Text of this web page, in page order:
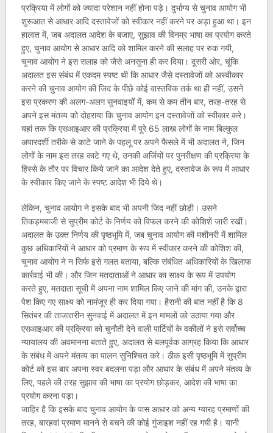
प्रक्रिया में लोगों को ज्यादा परेशान नहीं होना पड़े। दुर्भाग्य से चुनाव आयोग भी
शुरूआत से आधार आदि दस्तावेजों को स्वीकार नहीं करने पर अड़ा हुआ था। इन
हालात में, जब अदालत आदेश के बजाए, सुझाव की विनम्र भाषा का प्रयोग करते
हुए, चुनाव आयोग से आधार आदि को शामिल करने की सलाह पर रुक गयी,
चुनाव आयोग ने इस सलाह को जैसे अनसुना ही कर दिया। दूसरी ओर, चूंकि
अदालत इस संबंध में एकदम स्पष्ट थी कि आधार जैसे दस्तावेजों को अस्वीकार
करने की चुनाव आयोग की जिद के पीछे कोई वास्तविक तर्क था ही नहीं, उसने
इस प्रकरण की अलग-अलग सुनवाइयों में, कम से कम तीन बार, तरह-तरह से
अपने इस मंतव्य को दोहराया कि चुनाव आयोग इन दस्तावेजों को स्वीकार करे।
यहां तक कि एसआइआर की प्रक्रिया में पूरे 65 लाख लोगों के नाम बिल्कुल
अपारदर्शी तरीके से काटे जाने के पहलू पर अपने फैसले में भी अदालत ने, जिन
लोगों के नाम इस तरह काटे गए थे, उनकी अर्जियों पर पुनरीक्षण की प्रक्रिया के
हिस्से के तौर पर विचार किये जाने का आदेश देते हुए, दस्तावेज के रूप में आधार
के स्वीकार किए जाने के स्पष्ट आदेश भी दिये थे।
लेकिन, चुनाव आयोग ने इसके बाद भी अपनी जिद नहीं छोड़ी। उसने
तिकड़मबाजी से सुप्रीम कोर्ट के निर्णय को विफल करने की कोशिशें जारी रखीं।
अदालत के उक्त निर्णय की पृष्ठभूमि में, जब चुनाव आयोग की मशीनरी में शामिल
कुछ अधिकारियों ने आधार को प्रमाण के रूप में स्वीकार करने की कोशिश की,
चुनाव आयोग ने न सिर्फ इसे गलत बताया, बल्कि संबंधित अधिकारियों के खिलाफ
कार्रवाई भी की। और जिन मतदाताओं ने आधार का साक्ष्य के रूप में उपयोग
करते हुए, मतदाता सूची में अपना नाम शामिल किए जाने की मांग की, उनके द्वारा
पेश किए गए साक्ष्य को नामंजूर ही कर दिया गया। हैरानी की बात नहीं है कि 8
सितंबर की ताजातरीन सुनवाई में अदालत में इन मामलों को उठाया गया और
एसआइआर की प्रक्रिया को चुनौती देने वाली पार्टियों के वकीलों ने इसे सर्वोच्च
न्यायालय की अवमानना बताते हुए, अदालत से बलपूर्वक आग्रह किया कि आधार
के संबंध में अपने मंतव्य का पालन सुनिश्चित करे। ठीक इसी पृष्ठभूमि में सुप्रीम
कोर्ट को इस बार अपना स्वर बदलना पड़ा और आधार के संबंध में अपने मंतव्य के
लिए, पहले की तरह सुझाव की भाषा का प्रयोग छोड़कर, आदेश की भाषा का
प्रयोग करना पड़ा।
जाहिर है कि इसके बाद चुनाव आयोग के पास आधार को अन्य ग्यारह प्रमाणों की
तरह, बारहवां प्रमाण मानने से बचने की कोई गुंजाइश नहीं रह गयी है। यानी